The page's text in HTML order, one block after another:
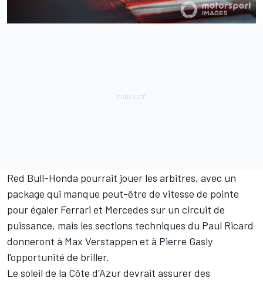
Red Bull-Honda pourrait jouer les arbitres, avec un
package qui manque peut-être de vitesse de pointe
pour égaler Ferrari et Mercedes sur un circuit de
puissance, mais les sections techniques du Paul Ricard
donneront à Max Verstappen et à Pierre Gasly
l'opportunité de briller.
Le soleil de la Côte d'Azur devrait assurer des